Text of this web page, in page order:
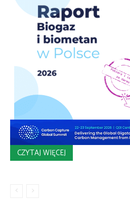
CZYTAJ WIĘCEJ